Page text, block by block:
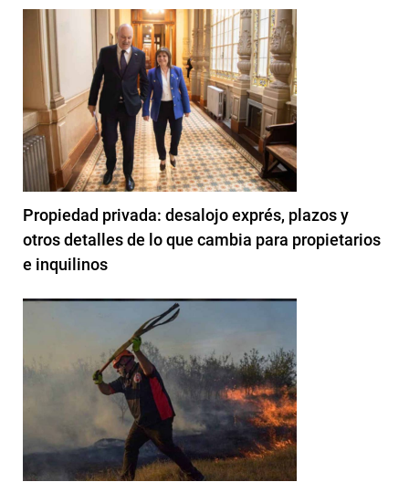
Propiedad privada: desalojo exprés, plazos y
otros detalles de lo que cambia para propietarios
e inquilinos